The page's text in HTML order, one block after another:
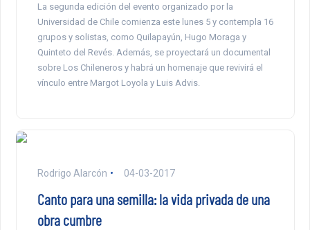
La segunda edición del evento organizado por la
Universidad de Chile comienza este lunes 5 y contempla 16
grupos y solistas, como Quilapayún, Hugo Moraga y
Quinteto del Revés. Además, se proyectará un documental
sobre Los Chileneros y habrá un homenaje que revivirá el
vínculo entre Margot Loyola y Luis Advis.
Rodrigo Alarcón 04-03-2017
Canto para una semilla: la vida privada de una
obra cumbre